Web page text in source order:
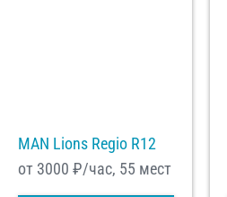
MAN Lions Regio R12
от 3000 ₽/час, 55 мест